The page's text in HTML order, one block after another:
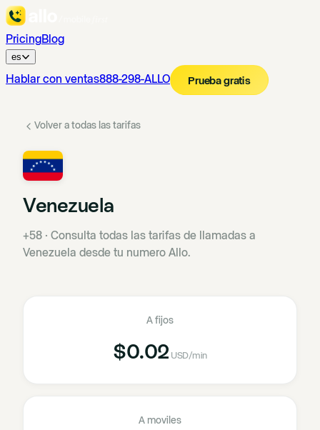
PricingBlog
es
Hablar con ventas888-298-ALLO Prueba gratis
Volver a todas las tarifas
Venezuela
+58 · Consulta todas las tarifas de llamadas a
Venezuela desde tu numero Allo.
A fijos
$0.02 USD/min
A moviles